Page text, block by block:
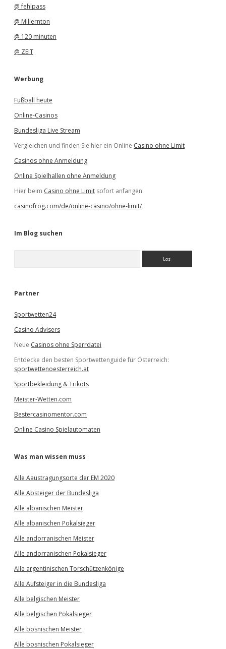
@ fehlpass
@ Millernton
@ 120 minuten
@ ZEIT
Werbung
Fußball heute
Online-Casinos
Bundesliga Live Stream
Vergleichen und finden Sie hier ein Online Casino ohne Limit
Casinos ohne Anmeldung
Online Spielhallen ohne Anmeldung
Hier beim Casino ohne Limit sofort anfangen.
casinofrog.com/de/online-casino/ohne-limit/
Im Blog suchen
e
Partner
Sportwetten24
Casino Advisers
Neue Casinos ohne Sperrdatei
Entdecke den besten Sportwettenguide für Österreich:
sportwettenoesterreich.at
Sportbekleidung & Trikots
Meister-Wetten.com
Bestercasinomentor.com
Online Casino Spielautomaten
Was man wissen muss
Alle Aaustragungsorte der EM 2020
Alle Absteiger der Bundesliga
Alle albanischen Meister
Alle albanischen Pokalsieger
Alle andorranischen Meister
Alle andorranischen Pokalsieger
Alle argentinischen Torschützenkönige
Alle Aufsteiger in die Bundesliga
Alle belgischen Meister
Alle belgischen Pokalsieger
Alle bosnischen Meister
Alle bosnischen Pokalsieger